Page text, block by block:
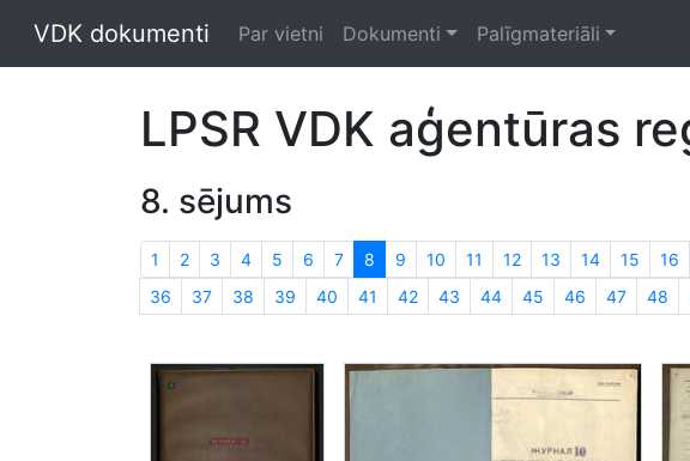
VDK dokumenti Par vietni Dokumenti Palīgmateriāli
LPSR VDK aģentūras
8. sējums
1 2 3 4 5 6 7 8 9 10 11 12 13 14 15 16
36
37 38 39 40 41 42 43 44 45 46 47 48